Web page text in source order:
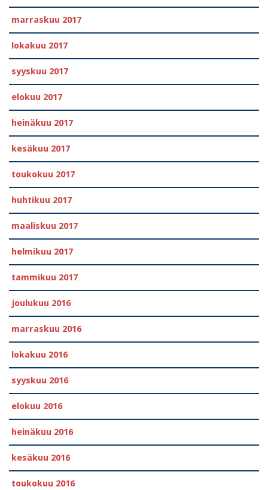
marraskuu 2017
lokakuu 2017
syyskuu 2017
elokuu 2017
heinäkuu 2017
kesäkuu 2017
toukokuu 2017
huhtikuu 2017
maaliskuu 2017
helmikuu 2017
tammikuu 2017
joulukuu 2016
marraskuu 2016
lokakuu 2016
syyskuu 2016
elokuu 2016
heinäkuu 2016
kesäkuu 2016
toukokuu 2016